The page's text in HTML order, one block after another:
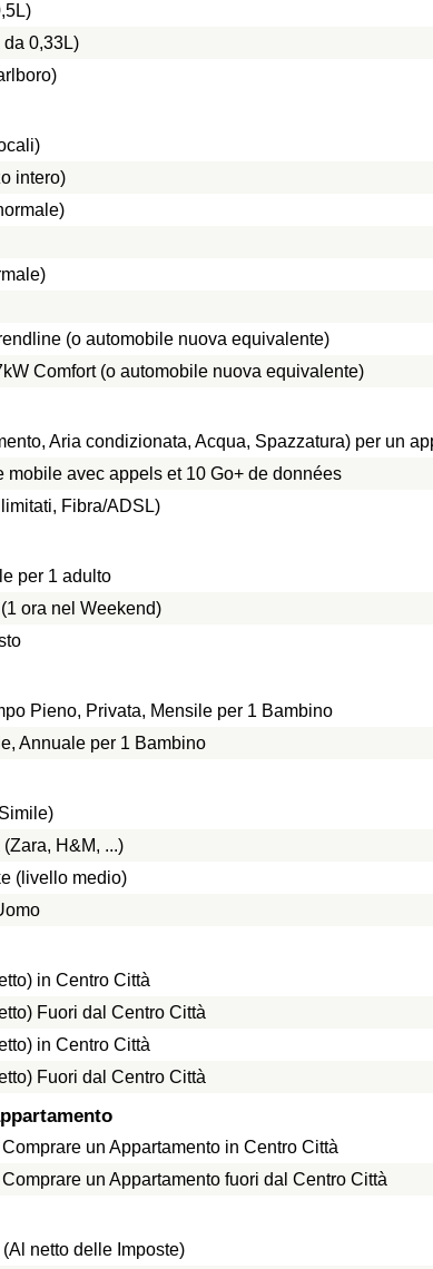
da 0,33L)
intero)
(o automobile nuova equivalente)
Comfort (o automobile nuova equivalente)
Aria condizionata, Acqua, Spazzatura) per un
mobile avec appels et 10 Go+ de données
Fibra/ADSL)
per 1 adulto
ora nel Weekend)
Pieno, Privata, Mensile per 1 Bambino
Annuale per 1 Bambino
H&M, ...)
(livello medio)
in Centro Città
Fuori dal Centro Città
in Centro Città
Fuori dal Centro Città
un Appartamento in Centro Città
un Appartamento fuori dal Centro Città
netto delle Imposte)